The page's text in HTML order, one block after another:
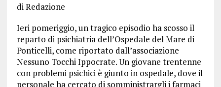
di Redazione
Ieri pomeriggio, un tragico episodio ha scosso il
reparto di psichiatria dell’Ospedale del Mare di
Ponticelli, come riportato dall’associazione
Nessuno Tocchi Ippocrate. Un giovane trentenne
con problemi psichici è giunto in ospedale, dove il
personale ha cercato di somministrargli i farmaci